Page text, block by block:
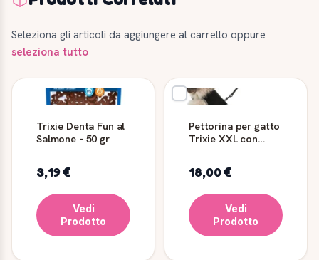
Seleziona gli articoli da aggiungere al carrello oppure
seleziona tutto
Trixie Denta Fun al
Salmone - 50 gr
3,19 €
Vedi
Prodotto
Pettorina per gatto
Trixie XXL con
18,00 €
Vedi
Prodotto